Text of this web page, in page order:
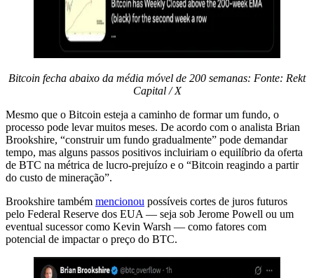
Bitcoin fecha abaixo da média móvel de 200 semanas: Fonte: Rekt
Capital / X
Mesmo que o Bitcoin esteja a caminho de formar um fundo, o
processo pode levar muitos meses. De acordo com o analista Brian
Brookshire, “construir um fundo gradualmente” pode demandar
tempo, mas alguns passos positivos incluiriam o equilíbrio da oferta
de BTC na métrica de lucro-prejuízo e o “Bitcoin reagindo a partir
do custo de mineração”.
Brookshire também mencionou possíveis cortes de juros futuros
pelo Federal Reserve dos EUA — seja sob Jerome Powell ou um
eventual sucessor como Kevin Warsh — como fatores com
potencial de impactar o preço do BTC.